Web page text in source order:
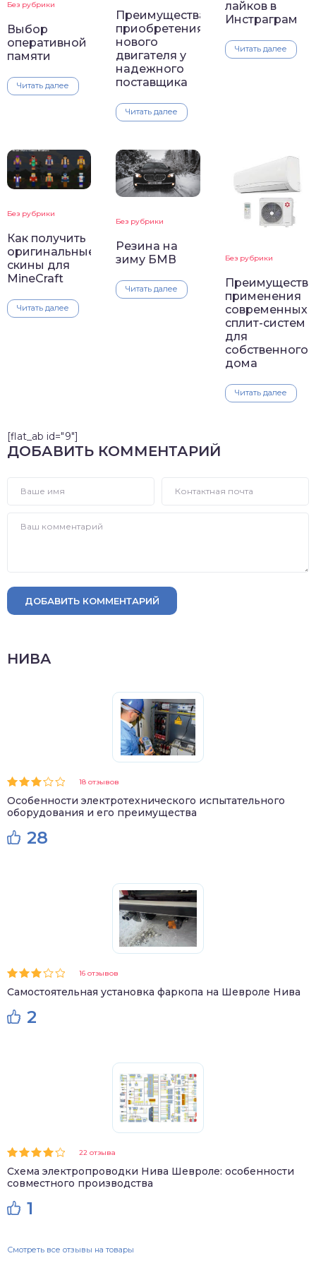
Без рубрики
Выбор
оперативной
памяти
Читать далее
Преимущества
приобретения
нового
двигателя у
надежного
поставщика
Читать далее
лайков в
Инстраграм
Читать далее
Без рубрики
Как получить
оригинальные
скины для
MineCraft
Читать далее
Без рубрики
Резина на
зиму БМВ
Читать далее
Без рубрики
Преимущества
применения
современных
сплит-систем
для
собственного
дома
Читать далее
[flat_ab id="9"]
ДОБАВИТЬ КОММЕНТАРИЙ
ДОБАВИТЬ КОММЕНТАРИЙ
НИВА
18 отзывов
Особенности электротехнического испытательного
оборудования и его преимущества
28
16 отзывов
Самостоятельная установка фаркопа на Шевроле Нива
2
22 отзыва
Схема электропроводки Нива Шевроле: особенности
совместного производства
1
Смотреть все отзывы на товары